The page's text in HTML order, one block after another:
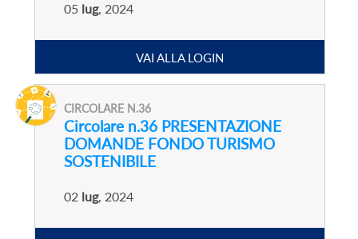
05 lug, 2024
VAI ALLA LOGIN
CIRCOLARE N.36
Circolare n.36 PRESENTAZIONE
DOMANDE FONDO TURISMO
SOSTENIBILE
02 lug, 2024